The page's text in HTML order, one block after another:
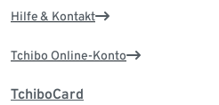
Hilfe & Kontakt
Tchibo Online-Konto
TchiboCard